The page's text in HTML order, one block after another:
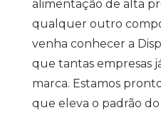
alimentação de alta
qualquer outro
venha conhecer a
que tantas empresas
marca. Estamos
que eleva o padrão